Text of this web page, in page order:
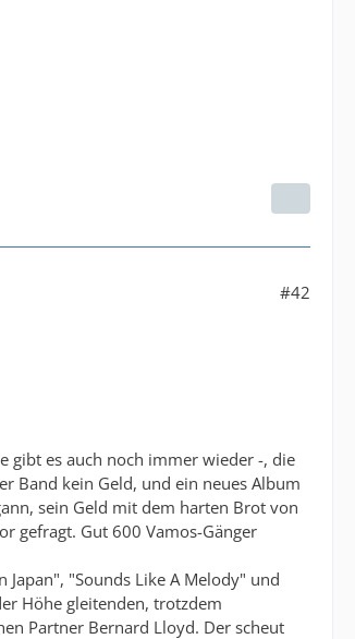
#42
gibt es auch noch immer wieder -, die
Band kein Geld, und ein neues Album
sein Geld mit dem harten Brot von
gefragt. Gut 600 Vamos-Gänger
"Sounds Like A Melody" und
Höhe gleitenden, trotzdem
Partner Bernard Lloyd. Der scheut